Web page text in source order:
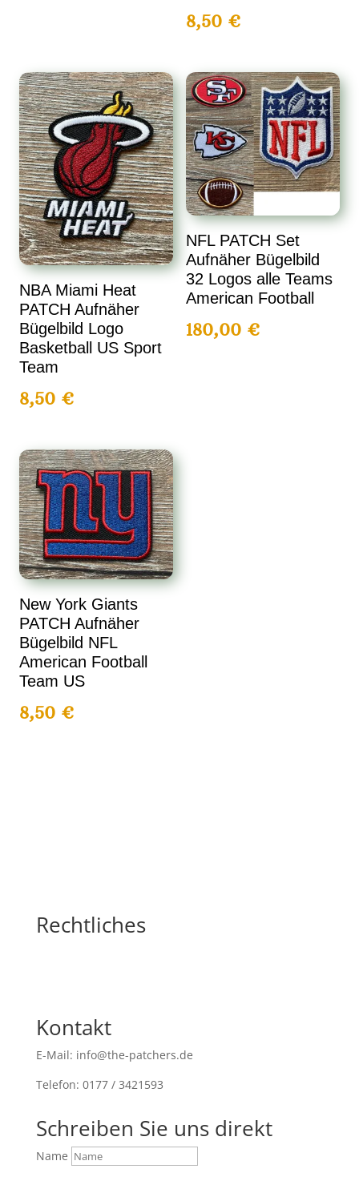
8,50 €
NBA Miami Heat
PATCH Aufnäher
Bügelbild Logo
Basketball US Sport
Team
8,50€
NFL PATCH Set
Aufnäher Bügelbild
32 Logos alle Teams
American Football
180,00 €
New York Giants
PATCH Aufnäher
Bügelbild NFL
American Football
Team US
8,50€
Rechtliches
Kontakt
E-Mail: info@the-patchers.de
Telefon: 0177 / 3421593
Schreiben Sie uns direkt
Name